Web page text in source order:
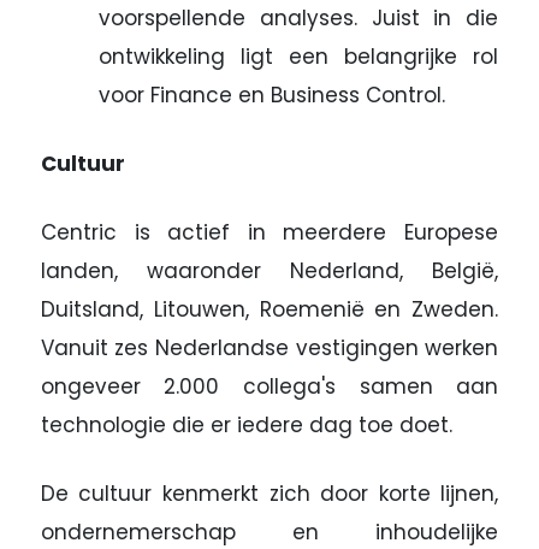
voorspellende analyses. Juist in die
ontwikkeling ligt een belangrijke rol
voor Finance en Business Control.
Cultuur
Centric is actief in meerdere Europese
landen, waaronder Nederland, België,
Duitsland, Litouwen, Roemenië en Zweden.
Vanuit zes Nederlandse vestigingen werken
ongeveer 2.000 collega's samen aan
technologie die er iedere dag toe doet.
De cultuur kenmerkt zich door korte lijnen,
ondernemerschap en inhoudelijke